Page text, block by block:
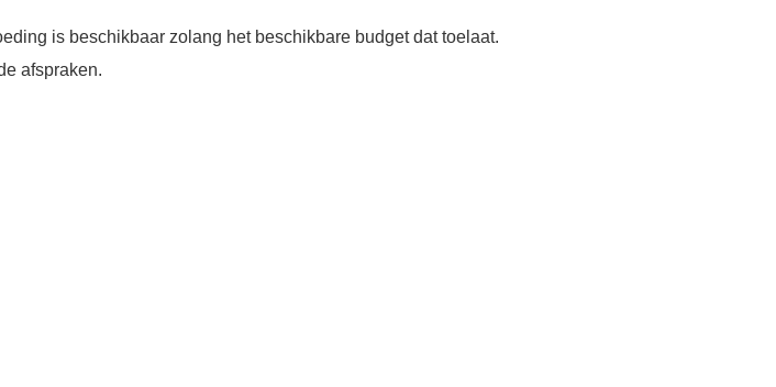
is beschikbaar zolang het beschikbare budget dat toelaat.
afspraken.